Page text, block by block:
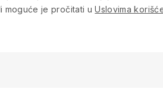
moguće je pročitati uUslovima